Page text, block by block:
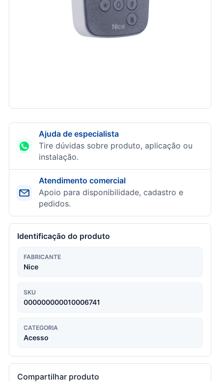
Ajuda de especialista
Tire dúvidas sobre produto, aplicação ou
instalação.
Atendimento comercial
Apoio para disponibilidade, cadastro e
pedidos.
Identificação do produto
FABRICANTE
Nice
SKU
000000000010006741
CATEGORIA
Acesso
Compartilhar produto